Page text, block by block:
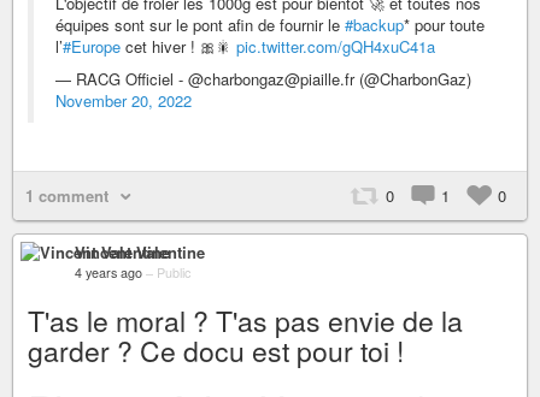
équipes sont sur le pont afin de fournir le #backup* pour toute
l’#Europe cet hiver ! 🎀🎇 pic.twitter.com/gQH4xuC41a
— RACG Officiel - @charbongaz@piaille.fr (@CharbonGaz)
November 20, 2022
1 comment 0 1 0
Vincent Valentine
4 years ago – Public
T'as le moral ? T'as pas envie de la
garder ? Ce docu est pour toi !